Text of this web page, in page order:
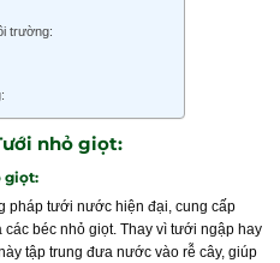
trường:
nhỏ giọt:
giọt:
pháp tưới nước hiện đại, cung cấp
béc nhỏ giọt. Thay vì tưới ngập hay
tập trung đưa nước vào rễ cây, giúp